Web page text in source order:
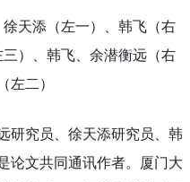
天添（左一）、韩飞（右
）、韩飞、余潜衡远（右
左二）
研究员、徐天添研究员、韩
论文共同通讯作者。厦门大